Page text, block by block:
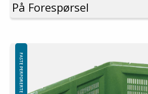
Standardfarge: Grå
Logistikk: 3 stk/pallplasser (120x100x240 cm)
På Forespørsel
FASTE PERFORERTE